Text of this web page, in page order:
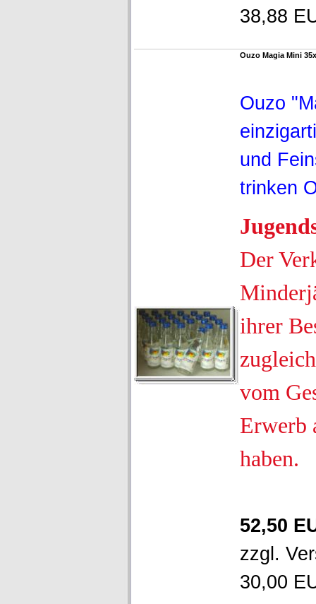
38,88
Ouzo Magia Mini
Ouzo
und
trinken
Der
ihrer
vom
Erwerb
haben.
52,50
zzgl.
30,00